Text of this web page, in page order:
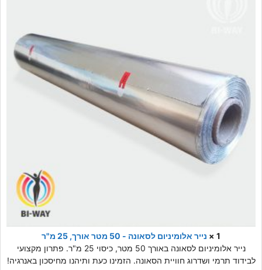
1 ×
נייר אלומיניום לסאונה - 50 מטר אורך, 25 מ"ר
נייר אלומיניום לסאונה באורך 50 מטר, כיסוי 25 מ"ר. פתרון מקצועי
לבידוד תרמי ושדרוג חוויית הסאונה. הזמינו כעת ותיהנו מחיסכון באנרגיה!